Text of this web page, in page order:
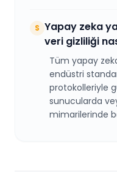
S Yapay zeka
veri gizliliği
Tüm yapay
endüstri
protokolleriyle
sunucularda
mimarilerinde